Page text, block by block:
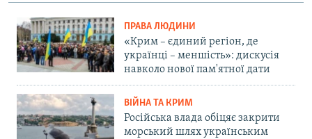
ПРАВА ЛЮДИНИ
«Крим – єдиний регіон, де
українці – меншість»: дискусія
навколо нової пам'ятної дати
ВІЙНА ТА КРИМ
Російська влада обіцяє закрити
морський шлях українським